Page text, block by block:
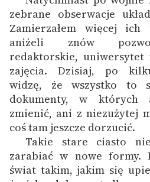
Lektur
O nas
Kontakt
O projekcie
Zespół
Zasady wykorzystania
Wolnych Lektur
zebrane obserwacje
Zamierzałem więcej ich
aniżeli znów
redaktorskie,
zajęcia. Dzisiaj, po
widzę, że wszystko to
dokumenty, w których
zmienić, ani z niezużytej
coś tam jeszcze dorzucić.
Takie stare ciasto
zarabiać w nowe formy.
świat takim, jakim się